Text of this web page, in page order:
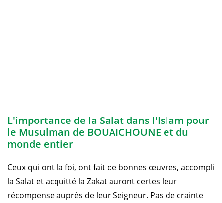
L'importance de la Salat dans l'Islam pour
le Musulman de BOUAICHOUNE et du
monde entier
Ceux qui ont la foi, ont fait de bonnes œuvres, accompli
la Salat et acquitté la Zakat auront certes leur
récompense auprès de leur Seigneur. Pas de crainte